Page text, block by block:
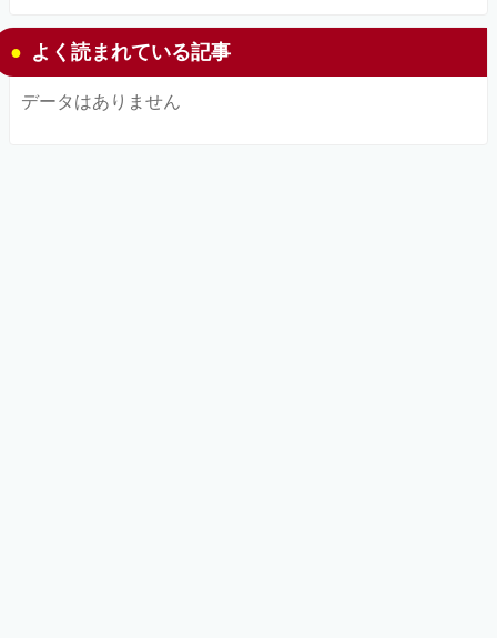
よく読まれている記事
データはありません